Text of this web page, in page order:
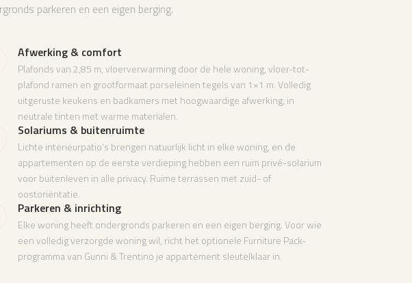
parkeren en een eigen berging.
Afwerking & comfort
Plafonds van 2,85 m, vloerverwarming door de hele woning, vloer-tot-
plafond ramen en grootformaat porseleinen tegels van 1×1 m. Volledig
uitgeruste keukens en badkamers met hoogwaardige afwerking, in
neutrale tinten met warme materialen.
Solariums & buitenruimte
Lichte interieurpatio's brengen natuurlijk licht in elke woning, en de
appartementen op de eerste verdieping hebben een ruim privé-solarium
voor buitenleven in alle privacy. Ruime terrassen met zuid- of
oostoriëntatie.
Parkeren & inrichting
Elke woning heeft ondergronds parkeren en een eigen berging. Voor wie
een volledig verzorgde woning wil, richt het optionele Furniture Pack-
programma van Gunni & Trentino je appartement sleutelklaar in.